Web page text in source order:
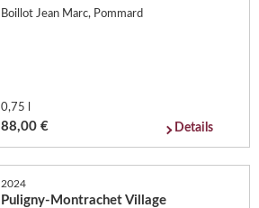
Boillot Jean Marc, Pommard
0,75 l
88,00 € Details
2024
Puligny-Montrachet Village